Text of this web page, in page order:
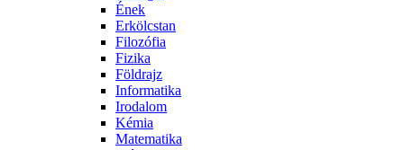
Ének
Erkölcstan
Filozófia
Fizika
Földrajz
Informatika
Irodalom
Kémia
Matematika